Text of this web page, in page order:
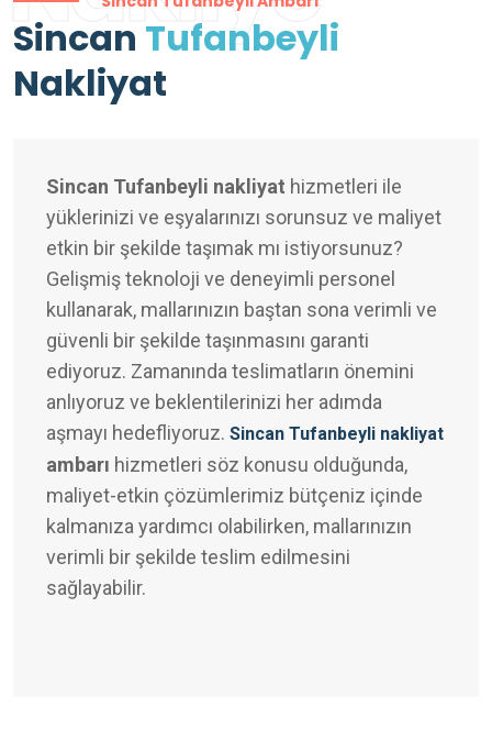
Sincan Tufanbeyli
Nakliyat
Sincan Tufanbeyli nakliyat hizmetleri ile
yüklerinizi ve eşyalarınızı sorunsuz ve maliyet
etkin bir şekilde taşımak mı istiyorsunuz?
Gelişmiş teknoloji ve deneyimli personel
kullanarak, mallarınızın baştan sona verimli ve
güvenli bir şekilde taşınmasını garanti
ediyoruz. Zamanında teslimatların önemini
anlıyoruz ve beklentilerinizi her adımda
aşmayı hedefliyoruz. Sincan Tufanbeyli nakliyat
ambarı hizmetleri söz konusu olduğunda,
maliyet-etkin çözümlerimiz bütçeniz içinde
kalmanıza yardımcı olabilirken, mallarınızın
verimli bir şekilde teslim edilmesini
sağlayabilir.